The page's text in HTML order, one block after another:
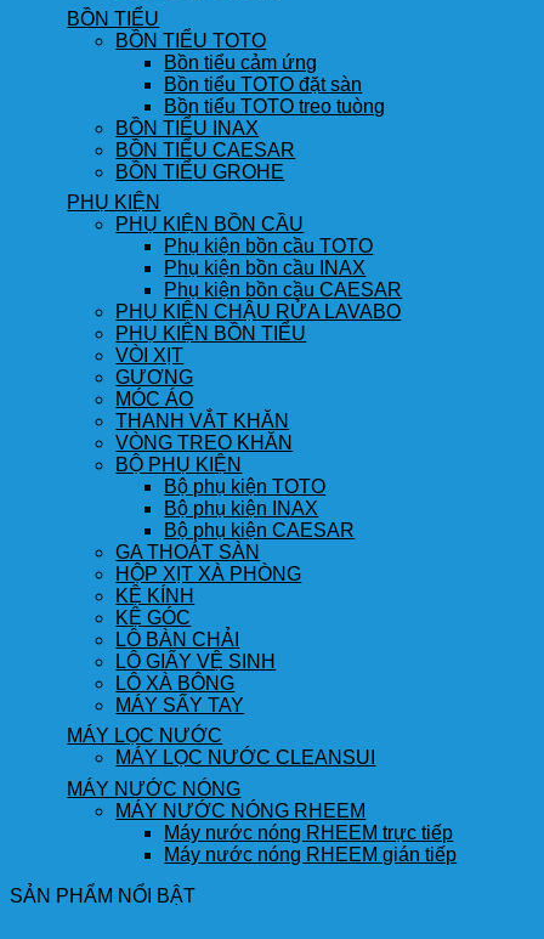
BỒN TIỂU
BỒN TIỂU TOTO
Bồn tiểu cảm ứng
Bồn tiểu TOTO đặt sàn
Bồn tiểu TOTO treo tuòng
BỒN TIỂU INAX
BỒN TIỂU CAESAR
BỒN TIỂU GROHE
PHỤ KIỆN
PHỤ KIỆN BỒN CẦU
Phụ kiện bồn cầu TOTO
Phụ kiện bồn cầu INAX
Phụ kiện bồn cầu CAESAR
PHỤ KIỆN CHẬU RỬA LAVABO
PHỤ KIỆN BỒN TIỂU
VÒI XỊT
GƯƠNG
MÓC ÁO
THANH VẮT KHĂN
VÒNG TREO KHĂN
BỘ PHỤ KIỆN
Bộ phụ kiện TOTO
Bộ phụ kiện INAX
Bộ phụ kiện CAESAR
GA THOÁT SÀN
HỘP XỊT XÀ PHÒNG
KỆ KÍNH
KỆ GÓC
LÔ BÀN CHẢI
LÔ GIẤY VỆ SINH
LÔ XÀ BÔNG
MÁY SẤY TAY
MÁY LỌC NƯỚC
MÁY LỌC NƯỚC CLEANSUI
MÁY NƯỚC NÓNG
MÁY NƯỚC NÓNG RHEEM
Máy nước nóng RHEEM trực tiếp
Máy nước nóng RHEEM gián tiếp
SẢN PHẨM NỔI BẬT